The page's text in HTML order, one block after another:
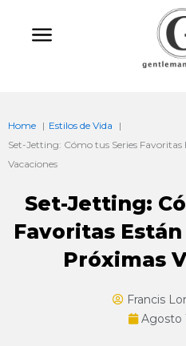
Home
Estilos de Vida
Set-Jetting: Cómo tus Series
Vacaciones
Set-Jetting:
Favoritas
Próximas
Francis
Agosto